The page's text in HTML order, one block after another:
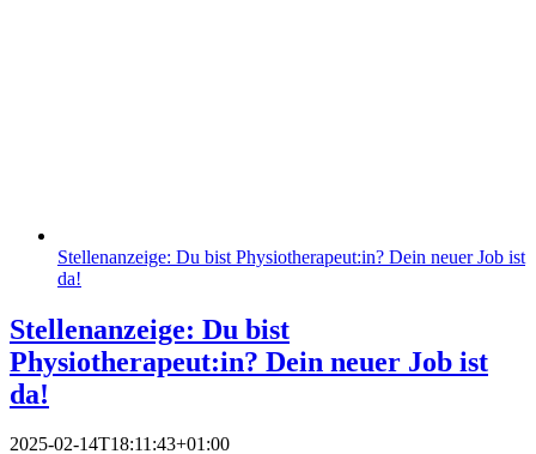
Stellenanzeige: Du bist Physiotherapeut:in? Dein neuer Job ist
da!
Stellenanzeige: Du bist
Physiotherapeut:in? Dein neuer Job ist
da!
2025-02-14T18:11:43+01:00